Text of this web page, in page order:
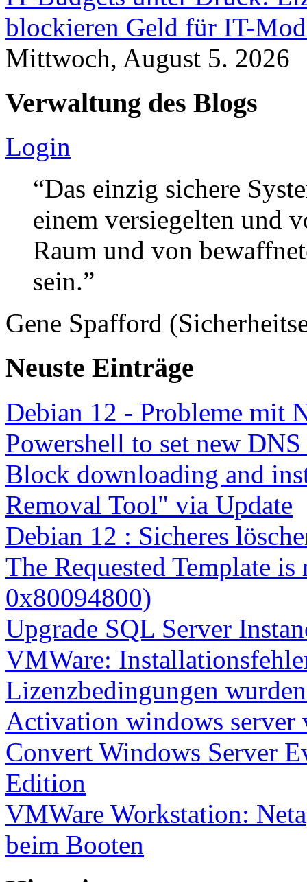
blockieren Geld für IT-
Mittwoch, August 5. 2026
Verwaltung des Blogs
Login
“Das einzig sichere
einem versiegelten und
Raum und von
sein.”
Gene Spafford
Neuste Einträge
Debian 12 - Probleme mit
Powershell to set new
Block downloading and
Removal Tool" via Update
Debian 12 : Sicheres
The Requested Template
0x80094800)
Upgrade SQL Server
VMWare:
Lizenzbedingungen
Activation windows server
Convert Windows Server
Edition
VMWare Workstation:
beim Booten